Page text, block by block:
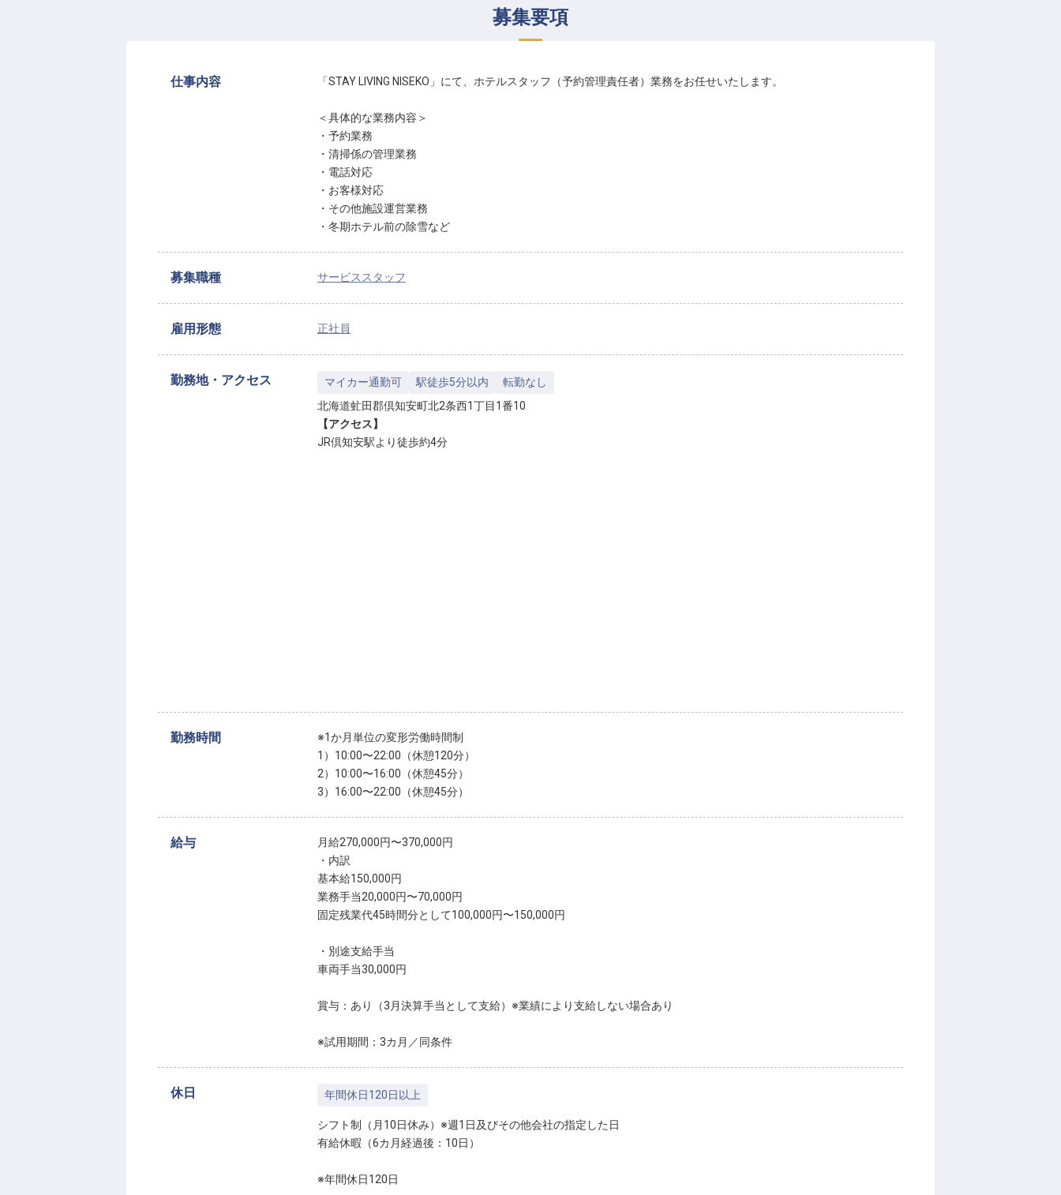
募集要項
仕事内容 「STAY LIVING NISEKO」にて、ホテルスタッフ（予約管理責任者）業務をお任せいたします。
＜具体的な業務内容＞
・予約業務
・清掃係の管理業務
・電話対応
・お客様対応
・その他施設運営業務
・冬期ホテル前の除雪など
募集職種 サービススタッフ
雇用形態 正社員
勤務地・アクセス マイカー通勤可 駅徒歩5分以内
転勤なし
北海道虻田郡倶知安町北2条西1丁目1番10
【アクセス】
JR倶知安駅より徒歩約4分
勤務時間
※1か月単位の変形労働時間制
1）10:00〜22:00（休憩120分）
2）10:00〜16:00（休憩45分）
3）16:00〜22:00（休憩45分）
給与
月給270,000円〜370,000円
・内訳
基本給150,000円
業務手当20,000円〜70,000円
固定残業代45時間分として100,000円〜150,000円
・別途支給手当
車両手当30,000円
賞与：あり（3月決算手当として支給）※業績により支給しない場合あり
※試用期間：3カ月／同条件
休日 年間休日120日以上
シフト制（月10日休み）※週1日及びその他会社の指定した日
有給休暇（6カ月経過後：10日）
※年間休日120日